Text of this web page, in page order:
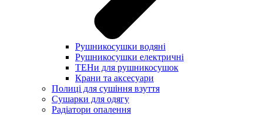
Рушникосушки водяні
Рушникосушки електричні
ТЕНи для рушникосушок
Крани та аксесуари
Полиці для сушіння взуття
Сушарки для одягу
Радіатори опалення